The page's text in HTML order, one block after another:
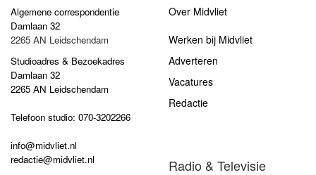
Algemene correspondentie
Damlaan 32
2265 AN Leidschendam
Studioadres & Bezoekadres
Damlaan 32
2265 AN Leidschendam
Telefoon studio: 070-3202266
info@midvliet.nl
redactie@midvliet.nl
Over Midvliet
Werken bij Midvliet
Adverteren
Vacatures
Redactie
Radio & Televisie